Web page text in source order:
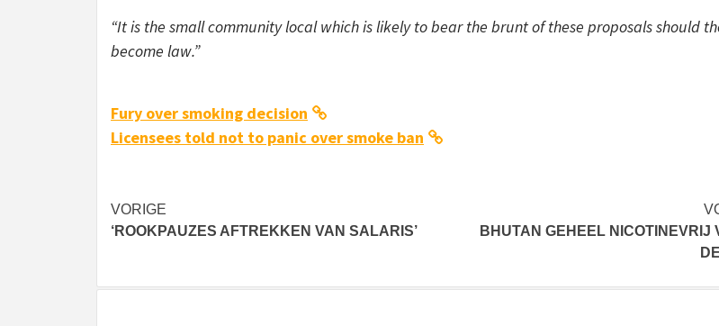
“It is the small community local which is likely to bear the brunt of these proposals should
become law.”
Fury over smoking decision
Licensees told not to panic over smoke ban
Bericht
navigatie
VORIGE
‘ROOKPAUZES AFTREKKEN VAN SALARIS’
BHUTAN GEHEEL NICOTINEVRIJ